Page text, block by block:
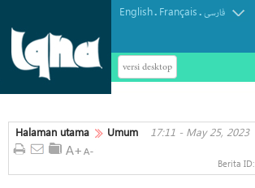
English. Français.فارسی
versi desktop
Halaman utama Umum 17:11 - May 25, 2023
Berita ID: